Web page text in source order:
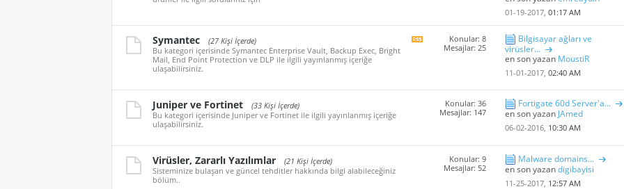
01-19-2017, 01:17 AM
Symantec
(27 Kişi İçerde)
Bu kategori içerisinde Symantec Enterprise Vault, Backup Exec, Bright
Mail, End Point Protection ve DLP ile ilgili yayınlanmış içeriğe
ulaşabilirsiniz.
Forum'un
Konular: 8
Mesajlar: 25
Bilgisayar ağları ve
virüsler...
en son yazan MoustiR
11-01-2017, 02:40 AM
Juniper ve Fortinet
(33 Kişi İçerde)
Bu kategori içerisinde Juniper ve Fortinet ile ilgili yayınlanmış içeriğe
ulaşabilirsiniz.
Konular: 36
Mesajlar: 147
Fortigate 60d Server'a...
en son yazan JAmed
06-02-2016, 10:30 AM
Virüsler, Zararlı Yazılımlar
(21 Kişi İçerde)
Sisteminize bulaşan ve güncel tehditler hakkında bilgi alabileceğiniz
bölüm..
Konular: 9
Mesajlar: 52
Malware domains...
en son yazandigibayisi
11-25-2017, 12:57 AM